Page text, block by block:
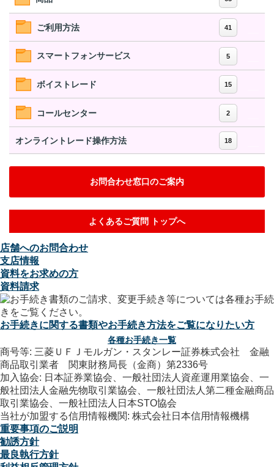
ご利用方法 41
スマートフォンサービス 5
ボイストレード 15
コールセンター 2
オンライントレード操作方法 18
お問合わせ窓口のご案内
よくあるご質問 トップへ
店舗へのお問合わせ
支店情報
資料をお求めの方
資料請求
お手続きに関する書類やお手続き方法をご覧になりたい方
各種お手続き一覧
商号等: 三菱ＵＦＪモルガン・スタンレー証券株式会社 金融
商品取引業者 関東財務局長（金商）第2336号
加入協会: 日本証券業協会、一般社団法人資産運用業協会、一
般社団法人金融先物取引業協会、一般社団法人第二種金融商品
取引業協会、一般社団法人日本STO協会
当社が加盟する信用情報機関: 株式会社日本信用情報機構
重要事項のご説明
勧誘方針
最良執行方針